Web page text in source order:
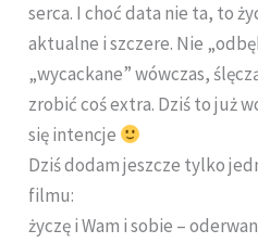
serca. I choć data nie ta, to
aktualne i szczere. Nie
„wycackane” wówczas,
zrobić coś extra. Dziś to już
się intencje
Dziś dodam jeszcze tylko
filmu:
życzę i Wam i sobie –